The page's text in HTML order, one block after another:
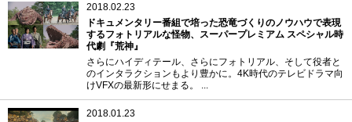
2018.02.23
ドキュメンタリー番組で培った恐竜づくりのノウハウで表現
するフォトリアルな怪物、スーパープレミアム スペシャル時
代劇『荒神』
さらにハイディテール、さらにフォトリアル、そして役者と
のインタラクションもより豊かに。4K時代のテレビドラマ向
けVFXの最新形にせまる。 ...
2018.01.23